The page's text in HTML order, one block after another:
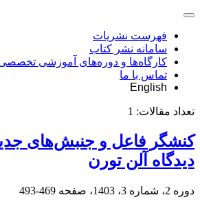
فهرست نشریات
سامانه نشر کتاب
کارگاه‌ها و دوره‌های آموزشی
تماس با ما
English
تعداد مقالات: 1
کنشگر فاعل و جنبش‌های
دیدگاه آلن تورن
دوره 2، شماره 3، 1403، صفحه 469-493